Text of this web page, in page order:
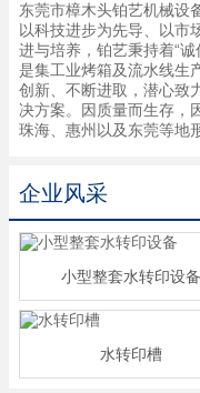
东莞市樟木头铂艺机械设
以科技进步为先导、以市
进与培养，铂艺秉持着“
是集工业烤箱及流水线生
创新、不断进取，潜心致
决方案。因质量而生存，
珠海、惠州以及东莞等地
企业风采
小型整套水转印设备
水转印槽